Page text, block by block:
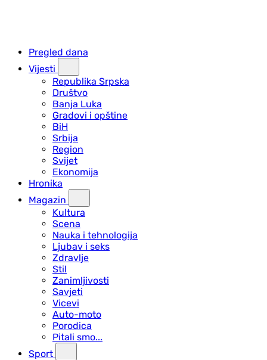
Pregled dana
Vijesti
Republika Srpska
Društvo
Banja Luka
Gradovi i opštine
BiH
Srbija
Region
Svijet
Ekonomija
Hronika
Magazin
Kultura
Scena
Nauka i tehnologija
Ljubav i seks
Zdravlje
Stil
Zanimljivosti
Savjeti
Vicevi
Auto-moto
Porodica
Pitali smo...
Sport